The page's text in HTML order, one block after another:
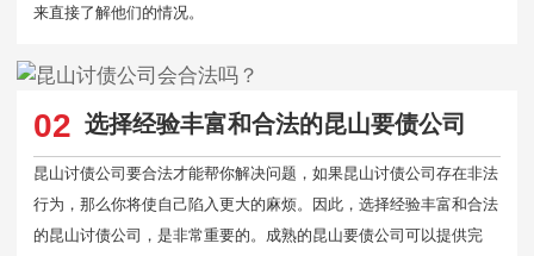
来直接了解他们的情况。
02 选择经验丰富和合法的昆山要债公司
昆山讨债公司要合法才能帮你解决问题，如果昆山讨债公司存在非法
行为，那么你将使自己陷入更大的麻烦。因此，选择经验丰富和合法
的昆山讨债公司，是非常重要的。成熟的昆山要债公司可以提供完